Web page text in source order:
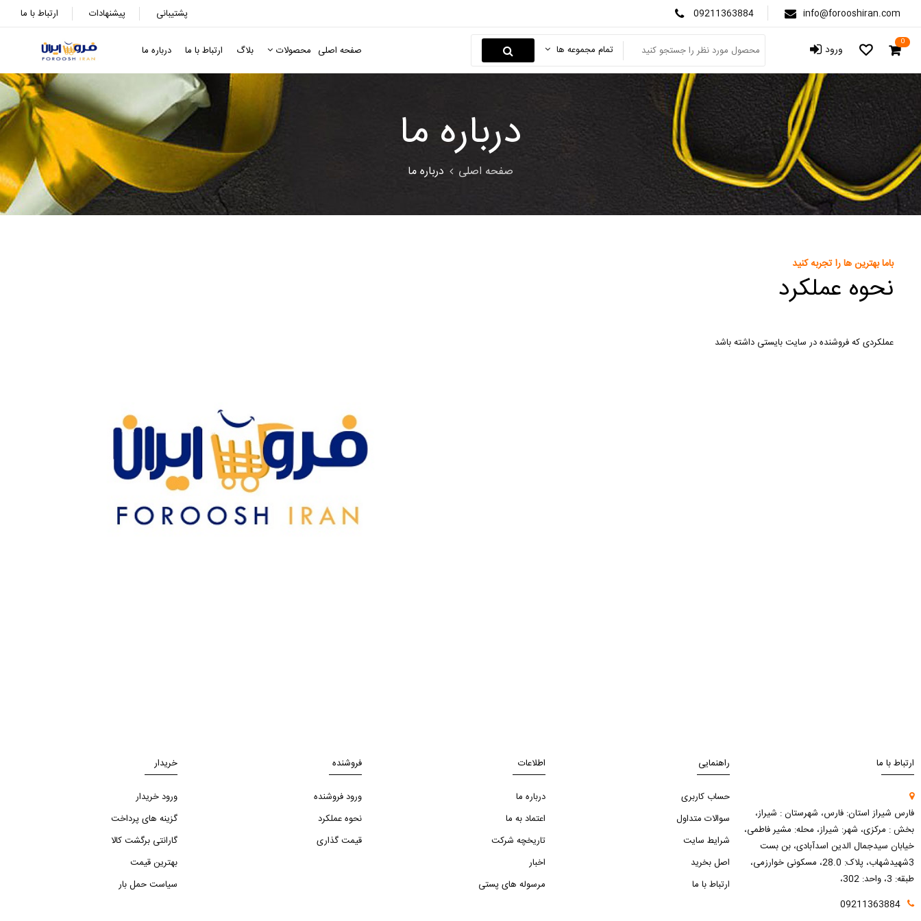
ارتباط با ما پیشنهادات پشتیبانی 09211363884 info@forooshiran.com
صفحه اصلی محصولات بلاگ ارتباط با ما درباره ما تمام مجموعه ها ورود 0
درباره ما
صفحه اصلی درباره ما
باما بهترین ها را تجربه کنید
نحوه عملکرد
عملکردی که فروشنده در سایت بایستی داشته باشد
ارتباط با ما
فارس شیراز استان: فارس، شهرستان : شیراز،
بخش : مرکزی، شهر: شیراز، محله: مشیر فاطمی،
خیابان سیدجمال الدین اسدآبادی، بن بست
3شهیدشهاب، پلاک: 28.0، مسکونی خوارزمی،
طبقه: 3، واحد: 302،
09211363884
راهنمایی
حساب کاربری
سوالات متداول
شرایط سایت
اصل بخرید
ارتباط با ما
اطلاعات
درباره ما
اعتماد به ما
تاریخچه شرکت
اخبار
مرسوله های پستی
فروشنده
ورود فروشنده
نحوه عملکرد
قیمت گذاری
خریدار
ورود خریدار
گزینه های پرداخت
گارانتی برگشت کالا
بهترین قیمت
سیاست حمل بار